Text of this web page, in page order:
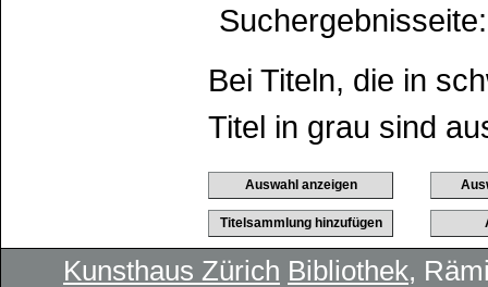
Suchergebnisseite:
Bei Titeln, die in
Titel in grau sind
Kunsthaus Zürich Bibliothek,